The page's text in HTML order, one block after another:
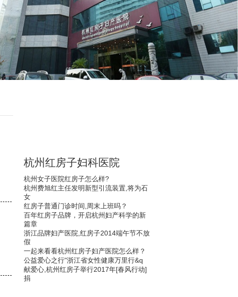
杭州红房子妇科医院
杭州女子医院红房子怎么样?
杭州费旭红主任发明新型引流装置,将为石
女
红房子普通门诊时间,周末上班吗？
百年红房子品牌，开启杭州妇产科学的新
篇章
浙江品牌妇产医院,红房子2014端午节不放
假
一起来看看杭州红房子妇产医院怎么样？
公益爱心之行"浙江省女性健康万里行&q
献爱心,杭州红房子举行2017年[春风行动]
捐